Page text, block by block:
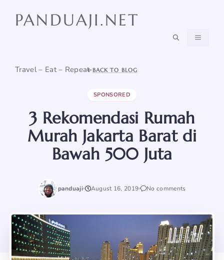
PANDUAJI.NET
Travel – Eat – Repeat
MENU
BACK TO BLOG
SPONSORED
3 Rekomendasi Rumah
Murah Jakarta Barat di
Bawah 500 Juta
panduaji August 16, 2019 No comments